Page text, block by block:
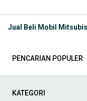
Melalui halaman ini,
platform.
Dicari
Jual Beli Mobil
PENCARIAN POPULER
KATEGORI